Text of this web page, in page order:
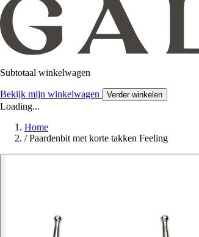
Subtotaal winkelwagen
Bekijk mijn winkelwagen Verder winkelen
Loading...
Home
/ Paardenbit met korte takken Feeling